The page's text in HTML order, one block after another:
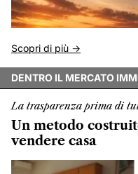
Scopri di più ->
DENTRO IL MERCATO
La trasparenza prima di
Un metodo
vendere casa